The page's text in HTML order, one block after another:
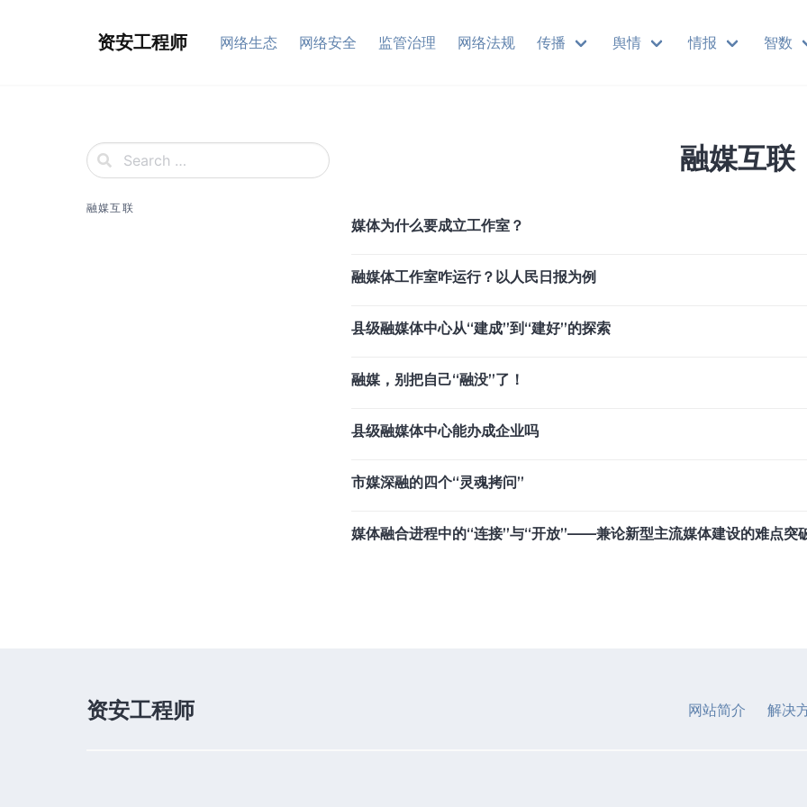
资安工程师 网络生态 网络安全 监管治理 网络法规 传播 舆情 情报 智数
融媒互联
融媒互联
媒体为什么要成立工作室？
融媒体工作室咋运行？以人民日报为例
县级融媒体中心从“建成”到“建好”的探索
融媒，别把自己“融没”了！
县级融媒体中心能办成企业吗
市媒深融的四个“灵魂拷问”
媒体融合进程中的“连接”与“开放”——兼论新型主流媒体建设的难点突
资安工程师 网站简介 解决